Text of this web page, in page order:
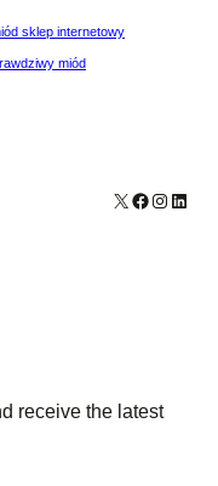
sklep internetowy
miód
X Facebook
receive the latest